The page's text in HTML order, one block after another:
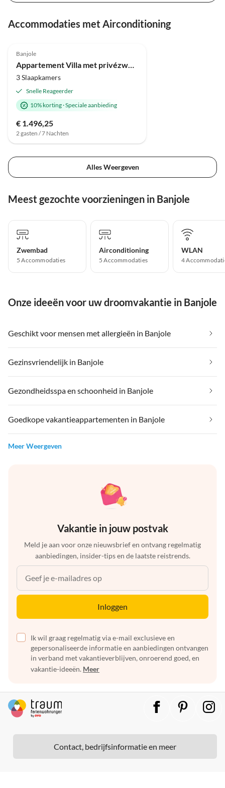
Accommodaties met Airconditioning
Banjole
Appartement Villa met privézwembad
3 Slaapkamers
Snelle Reageerder
10% korting·Speciale aanbieding
€ 1.496,25
2 gasten / 7 Nachten
Alles Weergeven
Meest gezochte voorzieningen in Banjole
Zwembad
5 Accommodaties
Airconditioning
5 Accommodaties
WLAN
4
Onze ideeën voor uw droomvakantie in Banjole
Geschikt voor mensen met allergieën in Banjole
Gezinsvriendelijk in Banjole
Gezondheidsspa en schoonheid in Banjole
Goedkope vakantieappartementen in Banjole
Meer Weergeven
Vakantie in jouw postvak
Meld je aan voor onze nieuwsbrief en ontvang regelmatig
aanbiedingen, insider-tips en de laatste reistrends.
Inloggen
Ik wil graag regelmatig via e-mail exclusieve en
gepersonaliseerde informatie en aanbiedingen ontvangen
in verband met vakantieverblijven, onroerend goed, en
vakantie-ideeën. Meer
Contact, bedrijfsinformatie en meer